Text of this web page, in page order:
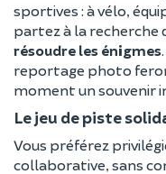
sportives : à vélo,
partez à la recherche
résoudre les énigmes
reportage photo
moment un souvenir
Le jeu de piste
Vous préférez
collaborative, sans